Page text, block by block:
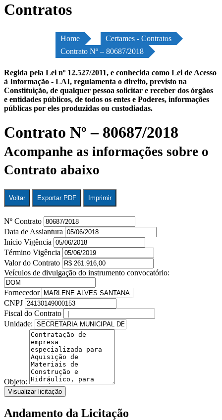
Contratos
Home
Certames - Contratos
Contrato Nº – 80687/2018
Regida pela Lei nº 12.527/2011, e conhecida como Lei de Acesso
à Informação - LAI, regulamenta o direito, previsto na
Constituição, de qualquer pessoa solicitar e receber dos órgãos
e entidades públicos, de todos os entes e Poderes, informações
públicas por eles produzidas ou custodiadas.
Contrato Nº – 80687/2018
Acompanhe as informações sobre o
Contrato abaixo
Voltar Exportar PDF Imprimir
Nº Contrato
Data de Assiantura
Início Vigência
Término Vigência
Valor do Contrato
Veículos de divulgação do instrumento convocatório:
Fornecedor
CNPJ
Fiscal do Contrato
Unidade:
Objeto:
Visualizar licitação
Andamento da Licitação